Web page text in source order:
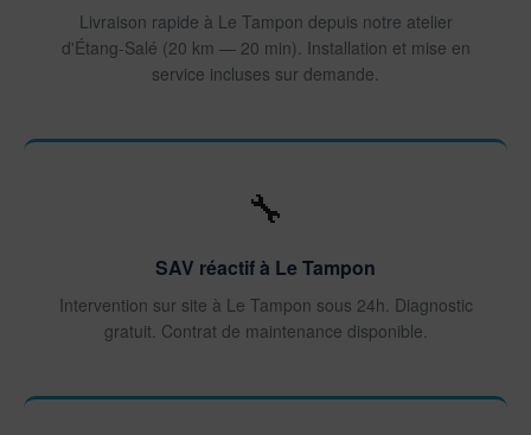
Livraison rapide à Le Tampon depuis notre atelier
d'Étang-Salé (20 km — 20 min). Installation et mise en
service incluses sur demande.
🔧
SAV réactif à Le Tampon
Intervention sur site à Le Tampon sous 24h. Diagnostic
gratuit. Contrat de maintenance disponible.